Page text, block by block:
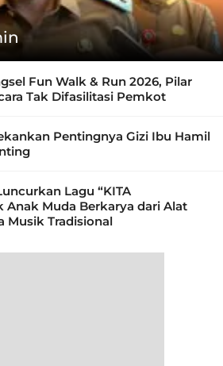
Fun Walk & Run 2026, Pilar
Tak Difasilitasi Pemkot
Pentingnya Gizi Ibu Hamil
Lagu “KITA
Anak Muda Berkarya dari Alat
Musik Tradisional